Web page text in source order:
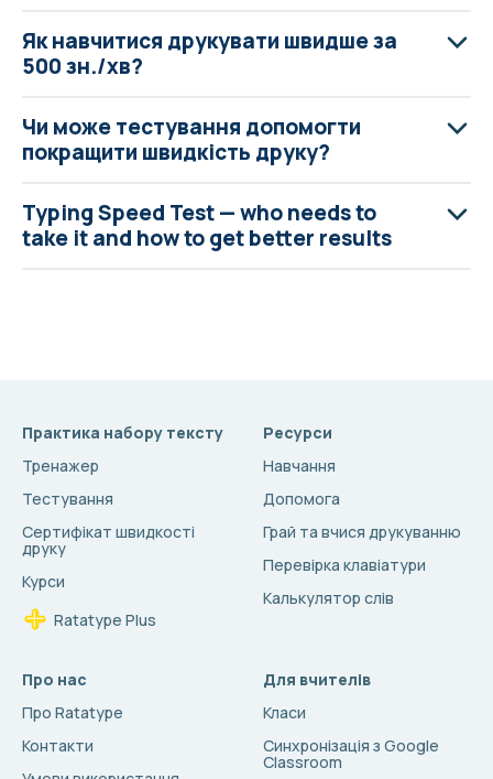
Як навчитися друкувати швидше за
500 зн./хв?
Чи може тестування допомогти
покращити швидкість друку?
Typing Speed Test — who needs to
take it and how to get better results
Практика набору тексту
Тренажер
Тестування
Сертифікат швидкості
друку
Курси
Ratatype Plus
Ресурси
Навчання
Допомога
Грай та вчися друкуванню
Перевірка клавіатури
Калькулятор слів
Про нас
Про Ratatype
Контакти
Для вчителів
Класи
Синхронізація з Google
Classroom